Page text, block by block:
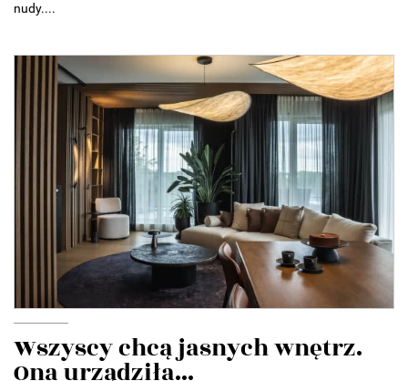
nudy....
Wszyscy chcą jasnych wnętrz.
Ona urządziła...